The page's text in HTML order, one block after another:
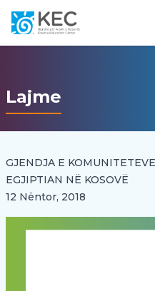
Lajme
GJENDJA E
EGJIPTIAN NË KOSOVË
12 Nëntor, 2018